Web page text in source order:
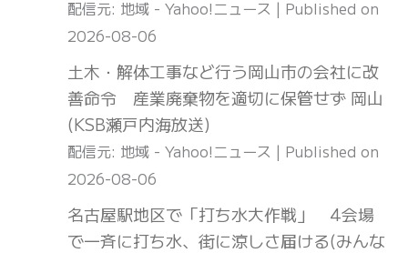
配信元: 地域 - Yahoo!ニュース
Published on
2026-08-06
土木・解体工事など行う岡山市の会社に改
善命令 産業廃棄物を適切に保管せず 岡山
(KSB瀬戸内海放送)
配信元: 地域 - Yahoo!ニュース
Published on
2026-08-06
名古屋駅地区で「打ち水大作戦」 4会場
で一斉に打ち水、街に涼しさ届ける(みんな